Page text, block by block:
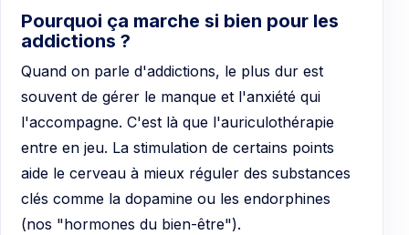
Pourquoi ça marche si bien pour les
addictions ?
Quand on parle d'addictions, le plus dur est
souvent de gérer le manque et l'anxiété qui
l'accompagne. C'est là que l'auriculothérapie
entre en jeu. La stimulation de certains points
aide le cerveau à mieux réguler des substances
clés comme la dopamine ou les endorphines
(nos "hormones du bien-être").